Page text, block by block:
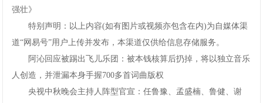
强壮》
特别声明：以上内容(如有图片或视频亦包含在内)为自媒体渠
道“网易号”用户上传并发布，本渠道仅供给信息存储服务。
阿沁回应被踢出飞儿乐团：被本钱核算后扔掉，将以独立音乐
人创造，并泄漏本身手握700多首词曲版权
央视中秋晚会主持人阵型官宣：任鲁豫、孟盛楠、鲁健、谢